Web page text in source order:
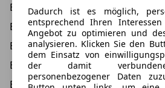
Einparkhilfe hinten
Einparkhilfe seitlich
Einparkhilfe selbstlenk. System
Einparkhilfe vorne
ESP
Dadurch ist es möglich,
entsprechend Ihren
Angebot zu optimieren und
analysieren. Klicken Sie den
dem Einsatz von
der damit
personenbezogener Daten